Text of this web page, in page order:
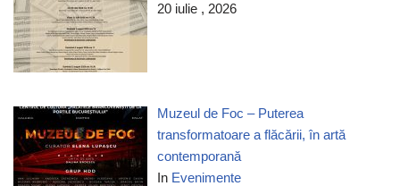
20 iulie , 2026
Muzeul de Foc – Puterea
transformatoare a flăcării, în artă
contemporană
In Evenimente